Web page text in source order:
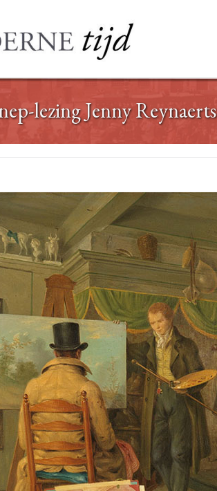
lezing Jenny Reynaerts